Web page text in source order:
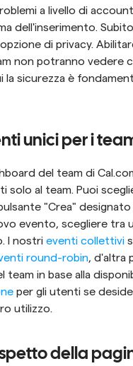
a livello di
dell'inserimento.
di privacy.
non potranno vedere
la sicurezza è
unici per i
del team di
solo al team. Puoi
"Crea"
evento, scegliere tra
I nostri eventi collettivi
round-robin, d'altra
per gli utenti se
utilizzo.
della